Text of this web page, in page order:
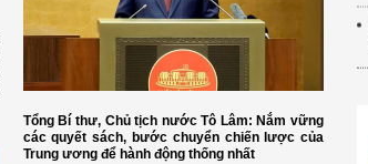
Tổng Bí thư, Chủ tịch nước Tô Lâm: Nắm vững
các quyết sách, bước chuyển chiến lược của
Trung ương để hành động thống nhất